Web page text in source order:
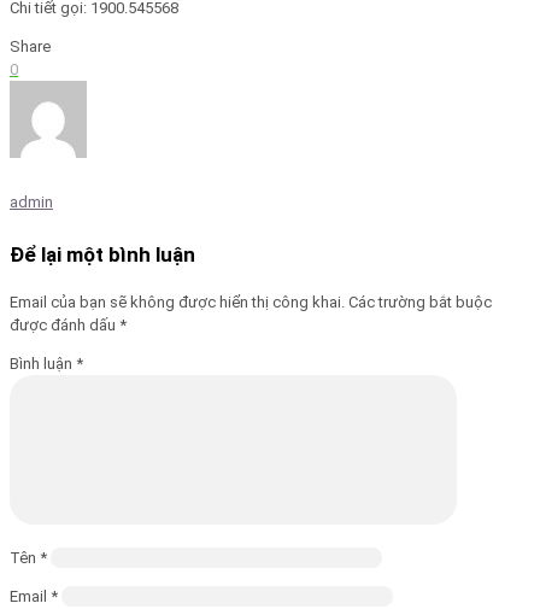
Chi tiết gọi: 1900.545568
Share
0
admin
Để lại một bình luận
Email của bạn sẽ không được hiển thị công khai. Các trường bắt buộc
được đánh dấu *
Bình luận *
Tên *
Email *